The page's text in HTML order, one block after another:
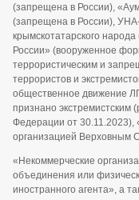
(запрещена в России),
(запрещена в России),
крымскотатарского
России» (вооруженное
террористическим и
террористов и
общественное движение
признано экстремистским
Федерации от 30.11.2023),
организацией Верховным
«Некоммерческие
объединения или
иностранного агента», а